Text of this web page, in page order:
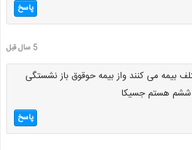
پاسخ
5 سال قبل
بیمه می کنند واز بیمه حوقوق باز نشستگی
هستم جسیکا
پاسخ